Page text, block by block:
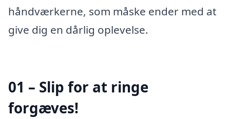
håndværkerne, som måske ender med at
give dig en dårlig oplevelse.
01 – Slip for at ringe
forgæves!